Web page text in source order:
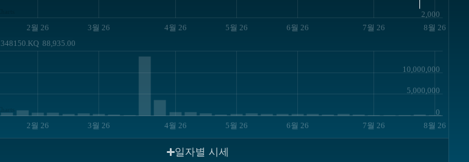
2월 26 3월 26 4월 26 5월 26 6월 26 7월 26 8월 26
2,000
348150.KQ 88,935.00
2월 26 3월 26 4월 26 5월 26 6월 26 7월 26 8월 26
0
5,000,000
10,000,000
일자별 시세